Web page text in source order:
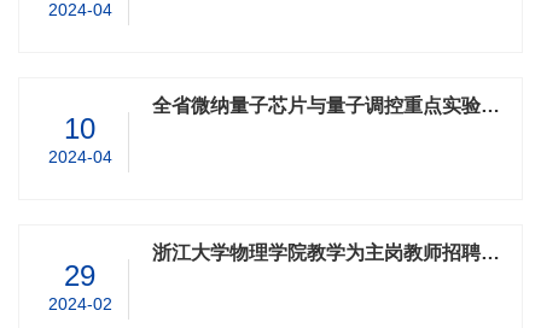
2024-04
10
2024-04
全省微纳量子芯片与量子调控重点实验室2024年度开放课题申报指南
29
2024-02
浙江大学物理学院教学为主岗教师招聘公告